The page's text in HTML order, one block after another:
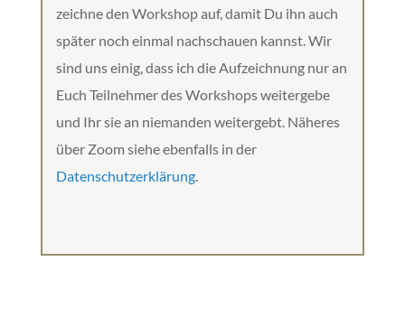
zeichne den Workshop auf, damit Du ihn auch
später noch einmal nachschauen kannst. Wir
sind uns einig, dass ich die Aufzeichnung nur an
Euch Teilnehmer des Workshops weitergebe
und Ihr sie an niemanden weitergebt. Näheres
über Zoom siehe ebenfalls in der
Datenschutzerklärung.